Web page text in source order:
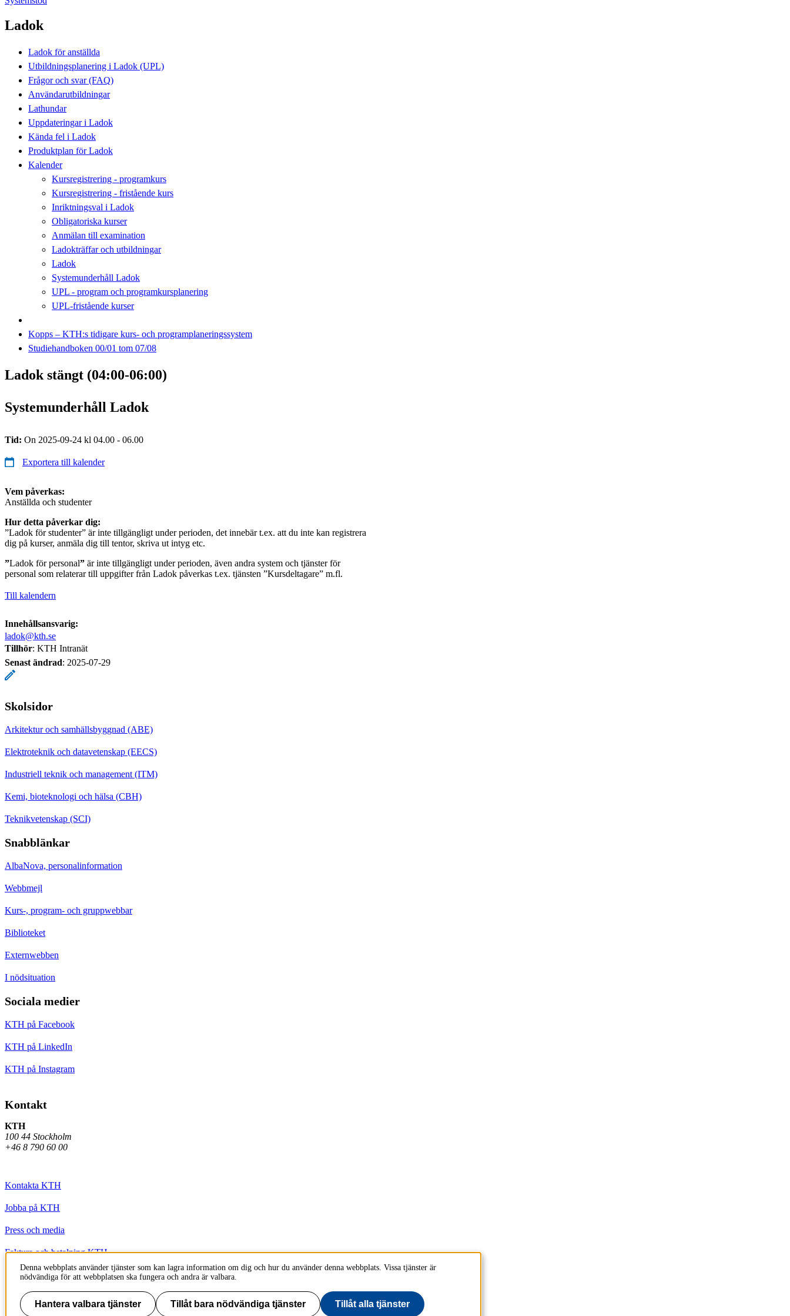
Ladok
Ladok för anställda
Utbildningsplanering i Ladok (UPL)
Frågor och svar (FAQ)
Användarutbildningar
Lathundar
Uppdateringar i Ladok
Kända fel i Ladok
Produktplan för Ladok
Kalender
Kursregistrering - programkurs
Kursregistrering - fristående kurs
Inriktningsval i Ladok
Obligatoriska kurser
Anmälan till examination
Ladokträffar och utbildningar
Ladok
Systemunderhåll Ladok
UPL - program och programkursplanering
UPL-fristående kurser
Kopps – KTH:s tidigare kurs- och programplaneringssystem
Studiehandboken 00/01 tom 07/08
Ladok stängt (04:00-06:00)
Systemunderhåll Ladok
Tid: On 2025-09-24 kl 04.00 - 06.00
Exportera till kalender
Vem påverkas:
Anställda och studenter
Hur detta påverkar dig:
”Ladok för studenter” är inte tillgängligt under perioden, det innebär t.ex. att du inte kan registrera
dig på kurser, anmäla dig till tentor, skriva ut intyg etc.
”Ladok för personal” är inte tillgängligt under perioden, även andra system och tjänster för
personal som relaterar till uppgifter från Ladok påverkas t.ex. tjänsten ”Kursdeltagare” m.fl.
Till kalendern
Innehållsansvarig:
ladok@kth.se
Tillhör: KTH Intranät
Senast ändrad: 2025-07-29
Skolsidor
Arkitektur och samhällsbyggnad (ABE)
Elektroteknik och datavetenskap (EECS)
Industriell teknik och management (ITM)
Kemi, bioteknologi och hälsa (CBH)
Teknikvetenskap (SCI)
Snabblänkar
AlbaNova, personalinformation
Webbmejl
Kurs-, program- och gruppwebbar
Biblioteket
Externwebben
I nödsituation
Sociala medier
KTH på Facebook
KTH på LinkedIn
KTH på Instagram
Kontakt
KTH
100 44 Stockholm
+46 8 790 60 00
Kontakta KTH
Jobba på KTH
Press och media
Faktura och betalning KTH
Om KTH:s webbplatser
Tillgänglighetsredogörelse
Denna webbplats använder tjänster som kan lagra information om dig och hur du använder denna webbplats. Vissa tjänster är
nödvändiga för att webbplatsen ska fungera och andra är valbara.
Hantera valbara tjänster Tillåt bara nödvändiga tjänster Tillåt alla tjänster